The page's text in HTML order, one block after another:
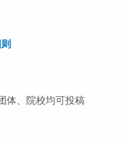
、院校均可投稿